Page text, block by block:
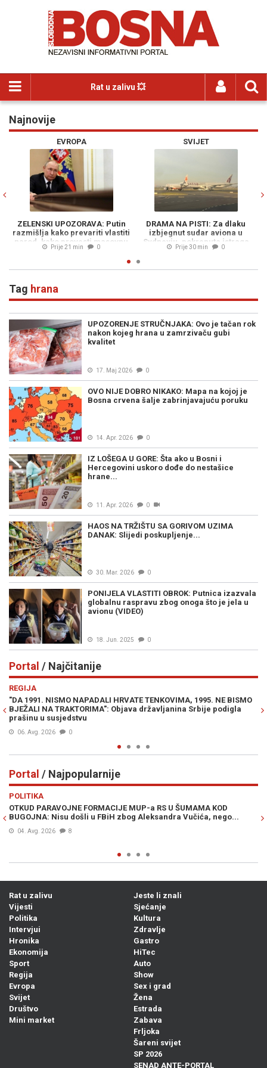
Rat u zalivu 💥
Najnovije
EVROPA
ZELENSKI UPOZORAVA: Putin
razmišlja kako prevariti vlastiti
narod, kako provesti masovnu
mobilizaciju, a da je...
Prije 21 min 0
SVIJET
DRAMA NA PISTI: Za dlaku
izbjegnut sudar aviona u
Sydneyju, pokrenuta istraga
(VIDEO)
Prije 30 min 0
Tag hrana
UPOZORENJE STRUČNJAKA: Ovo je tačan rok
nakon kojeg hrana u zamrzivaču gubi
kvalitet
17. Maj 2026 0
OVO NIJE DOBRO NIKAKO: Mapa na kojoj je
Bosna crvena šalje zabrinjavajuću poruku
14. Apr. 2026 0
IZ LOŠEGA U GORE: Šta ako u Bosni i
Hercegovini uskoro dođe do nestašice
hrane...
11. Apr. 2026 0
HAOS NA TRŽIŠTU SA GORIVOM UZIMA
DANAK: Slijedi poskupljenje...
30. Mar. 2026 0
PONIJELA VLASTITI OBROK: Putnica izazvala
globalnu raspravu zbog onoga što je jela u
avionu (VIDEO)
18. Jun. 2025 0
Portal / Najčitanije
REGIJA
"DA 1991. NISMO NAPADALI HRVATE TENKOVIMA, 1995. NE BISMO
BJEŽALI NA TRAKTORIMA": Objava državljanina Srbije podigla
prašinu u susjedstvu
06. Avg. 2026 0
Portal / Najpopularnije
POLITIKA
OTKUD PARAVOJNE FORMACIJE MUP-a RS U ŠUMAMA KOD
BUGOJNA: Nisu došli u FBiH zbog Aleksandra Vučića, nego...
04. Avg. 2026 8
Rat u zalivu
Vijesti
Politika
Intervjui
Hronika
Ekonomija
Sport
Regija
Evropa
Svijet
Društvo
Mini market
Jeste li znali
Sjećanje
Kultura
Zdravlje
Gastro
HiTec
Auto
Show
Sex i grad
Žena
Estrada
Zabava
Frljoka
Šareni svijet
SP 2026
SENAD ANTE-PORTAL